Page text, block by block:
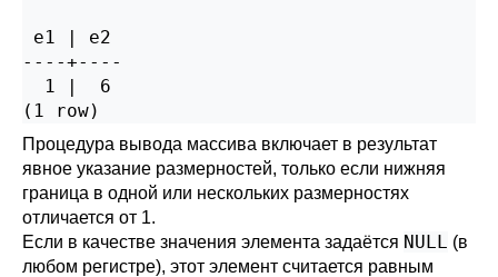
e1 | e2
----+----
  1 |  6
(1 row)
Процедура вывода массива включает в результат
явное указание размерностей, только если нижняя
граница в одной или нескольких размерностях
отличается от 1.
Если в качестве значения элемента задаётся NULL (в
любом регистре), этот элемент считается равным